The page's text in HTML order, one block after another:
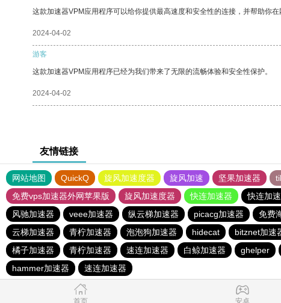
这款加速器VPM应用程序可以给你提供最高速度和安全性的连接，并帮助你在
2024-04-02
游客
这款加速器VPM应用程序已经为我们带来了无限的流畅体验和安全性保护。
2024-04-02
友情链接
网站地图 QuickQ 旋风加速度器 旋风加速 坚果加速器
免费vps加速器外网苹果版
旋风加速度器 快连加速器 快连加
风驰加速器
veee加速器 纵云梯加速器 picacg加速器 免费
云梯加速器
青柠加速器 泡泡狗加速器 hidecat bitznet加速
橘子加速器
青柠加速器 速连加速器 白鲸加速器 ghelper
hammer加速器
速连加速器
首页 安卓